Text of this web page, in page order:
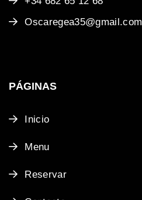
Oscaregea35@gmail.com
PÁGINAS
Inicio
Menu
Reservar